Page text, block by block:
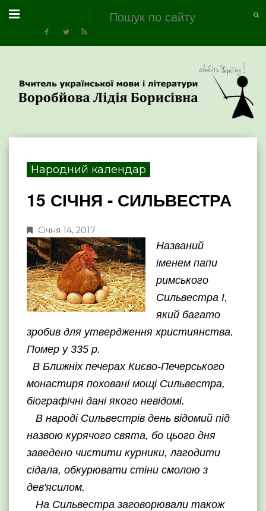
Народний календар
15 СІЧНЯ - СИЛЬВЕСТРА
Січня 14, 2017
Названий
іменем папи
римського
Сильвестра І,
який багато
зробив для утвердження християнства.
Помер у 335 р.
В Ближніх печерах Києво-Печерського
монастиря поховані мощі Сильвестра,
біографічні дані якого невідомі.
В народі Сильвестрів день відомий під
назвою курячого свята, бо цього дня
заведено чистити курники, лагодити
сідала, обкурювати стіни смолою з
дев'ясилом.
На Сильвестра заговорювали також